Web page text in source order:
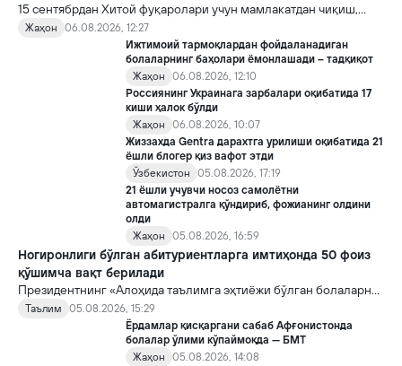
15 сентябрдан Хитой фуқаролари учун мамлакатдан чиқиш,
хорижликлар учун эса Хитойга кириш тартиби бўйича янги
қоидалар кучга киради.
Жаҳон
06.08.2026, 12:27
Ижтимоий тармоқлардан фойдаланадиган
болаларнинг баҳолари ёмонлашади – тадқиқот
Жаҳон
06.08.2026, 12:10
Россиянинг Украинага зарбалари оқибатида 17
киши ҳалок бўлди
Жаҳон
06.08.2026, 10:07
Жиззахда Gentra дарахтга урилиши оқибатида 21
ёшли блогер қиз вафот этди
Ўзбекистон
05.08.2026, 17:19
21 ёшли учувчи носоз самолётни
автомагистралга қўндириб, фожианинг олдини
олди
Жаҳон
05.08.2026, 16:59
Ногиронлиги бўлган абитуриентларга имтиҳонда 50 фоиз
қўшимча вақт берилади
Президентнинг «Алоҳида таълимга эҳтиёжи бўлган болаларни
таълим ва ижтимоий хизматлар билан қамраб олиш тизимини
такомиллаштириш бўйича қўшимча чора-тадбирлар
тўғрисида»ги қарори билан инклюзив таълим соҳасида қатор
янги механизмлар жорий этилади.
Таълим
05.08.2026, 15:29
Ёрдамлар қисқаргани сабаб Афғонистонда
болалар ўлими кўпаймоқда — БМТ
Жаҳон
05.08.2026, 14:08